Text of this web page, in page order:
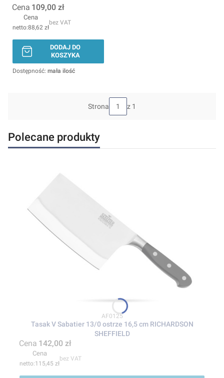
Cena 109,00 zł
Cena
88,62 zł
bez VAT
DODAJ DO
KOSZYKA
Dostępność: mała ilość
Strona z 1
Polecane produkty
Kod produktu
AF0125
Tasak V Sabatier 13/0 ostrze 16,5 cm RICHARDSON
SHEFFIELD
Cena 142,00 zł
Cena
115,45 zł
bez VAT